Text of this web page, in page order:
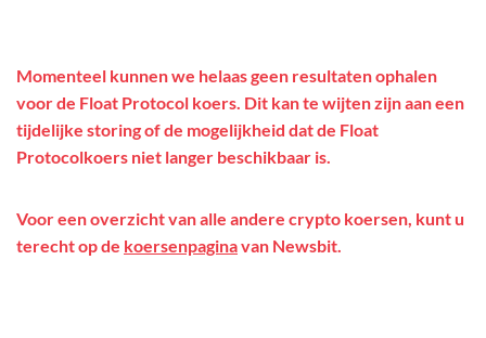
Momenteel kunnen we helaas geen resultaten ophalen
voor de Float Protocol koers. Dit kan te wijten zijn aan een
tijdelijke storing of de mogelijkheid dat de Float
Protocolkoers niet langer beschikbaar is.
Voor een overzicht van alle andere crypto koersen, kunt u
terecht op de koersenpaginavan Newsbit.